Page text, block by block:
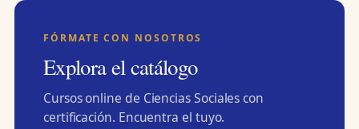
FÓRMATE CON NOSOTROS
Explora el catálogo
Cursos online de Ciencias Sociales con
certificación. Encuentra el tuyo.